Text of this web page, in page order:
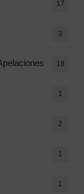
17
3
18
1
2
1
1